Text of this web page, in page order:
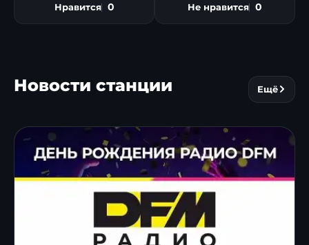
Нравится 0 Не нравится 0
Новости станции Ещё